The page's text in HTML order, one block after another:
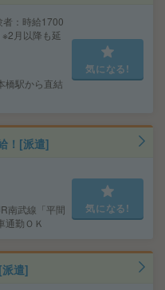
：時給1700
月以降も延
駅から直結
気になる!
！[派遣]
南武線「平間
勤ＯＫ
気になる!
遣]